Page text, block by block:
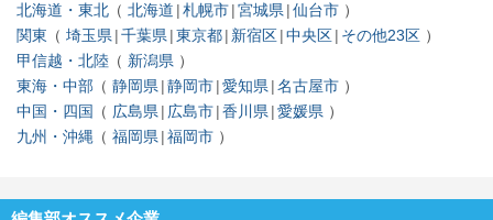
北海道・東北 北海道 札幌市 宮城県 仙台市
関東
埼玉県 千葉県 東京都 新宿区 中央区 その他23区
甲信越・北陸
新潟県
東海・中部
静岡県 静岡市 愛知県 名古屋市
中国・四国
広島県 広島市 香川県 愛媛県
九州・沖縄
福岡県 福岡市